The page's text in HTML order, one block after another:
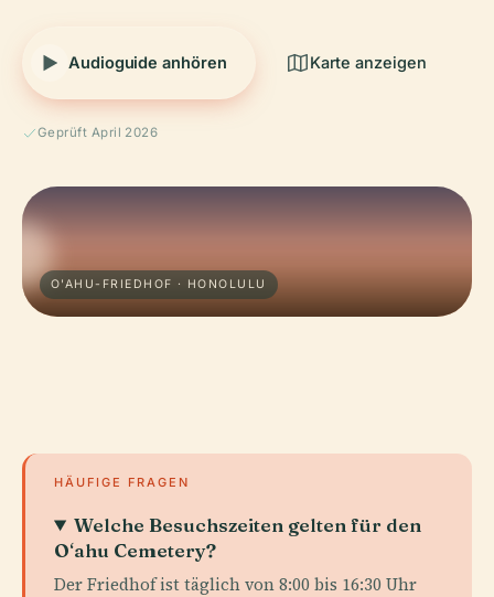
Audioguide anhören Karte anzeigen
Geprüft April 2026
O'AHU-FRIEDHOF · HONOLULU
HÄUFIGE FRAGEN
Welche Besuchszeiten gelten für den
Oʻahu Cemetery?
Der Friedhof ist täglich von 8:00 bis 16:30 Uhr